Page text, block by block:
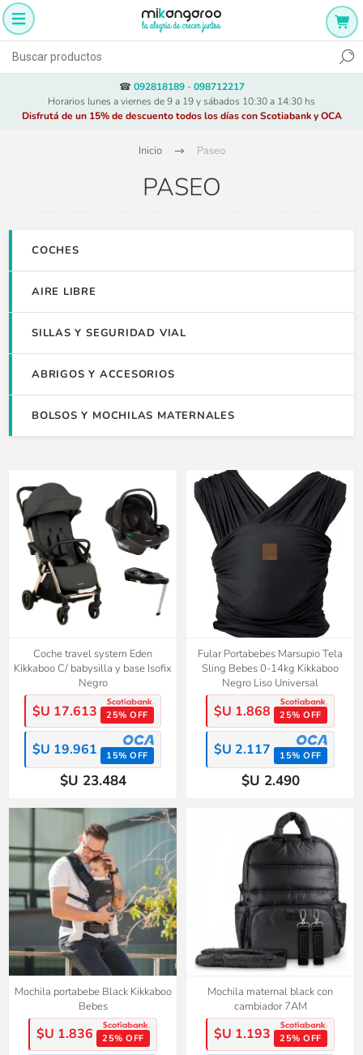
☎ 092818189- 098712217
Horarios lunes a viernes de 9 a 19 y sábados 10:30 a 14:30 hs
Disfrutá de un 15% de descuento todos los días con Scotiabank y OCA
Inicio Paseo
PASEO
COCHES
AIRE LIBRE
SILLAS Y SEGURIDAD VIAL
ABRIGOS Y ACCESORIOS
BOLSOS Y MOCHILAS MATERNALES
Coche travel system Eden
Kikkaboo C/ babysilla y base Isofix
Negro
$U 17.613 25% OFF
$U 19.961 15% OFF
$U 23.484
Fular Portabebes Marsupio Tela
Sling Bebes 0-14kg Kikkaboo
Negro Liso Universal
$U 1.868 25% OFF
$U 2.117 15% OFF
$U 2.490
Mochila portabebe Black Kikkaboo
Bebes
$U 1.836 25% OFF
Mochila maternal black con
cambiador 7AM
$U 1.193 25% OFF